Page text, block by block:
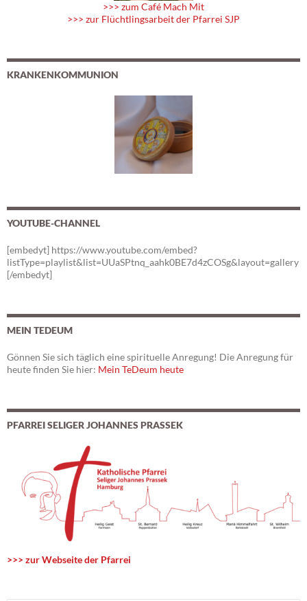
>>> zum Café Mach Mit
>>> zur Flüchtlingsarbeit der Pfarrei SJP
KRANKENKOMMUNION
YOUTUBE-CHANNEL
[embedyt] https://www.youtube.com/embed?
listType=playlist&list=UUaSPtnq_aahk0BE7d4zCOSg&layout=gallery
[/embedyt]
MEIN TEDEUM
Gönnen Sie sich täglich eine spirituelle Anregung! Die Anregung für
heute finden Sie hier: Mein TeDeum heute
PFARREI SELIGER JOHANNES PRASSEK
>>> zur Webseite der Pfarrei